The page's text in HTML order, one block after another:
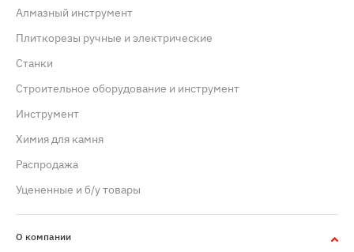
Алмазный инструмент
Плиткорезы ручные и электрические
Станки
Строительное оборудование и инструмент
Инструмент
Химия для камня
Распродажа
Уцененные и б/у товары
О компании